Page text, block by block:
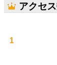
アクセ
1